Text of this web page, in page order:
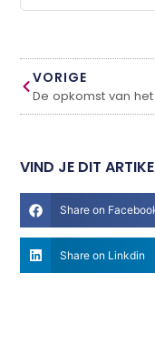
VORIGE
VIND JE DIT
Share on
Share on Linkdin